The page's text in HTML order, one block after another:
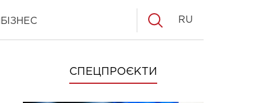
БІЗНЕС RU
СПЕЦПРОЄКТИ